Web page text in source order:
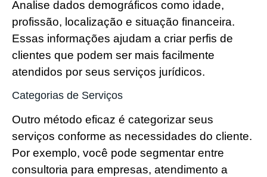
Analise dados demográficos como idade,
profissão, localização e situação financeira.
Essas informações ajudam a criar perfis de
clientes que podem ser mais facilmente
atendidos por seus serviços jurídicos.
Categorias de Serviços
Outro método eficaz é categorizar seus
serviços conforme as necessidades do cliente.
Por exemplo, você pode segmentar entre
consultoria para empresas, atendimento a